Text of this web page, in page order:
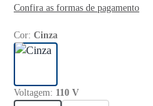
Confira as formas de pagamento
Cor: Cinza
Voltagem: 110 V